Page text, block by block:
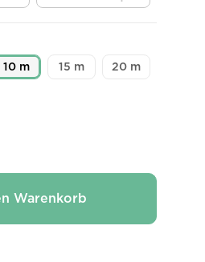
ist zurzeit nicht verfügbar.)
(Diese Option ist
10 m 15 m 20 m
gewünschten Wert
Warenkorb